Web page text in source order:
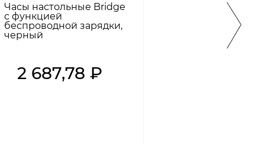
Часы настольные Bridge
с функцией
беспроводной зарядки,
черный
2 687,78 ₽